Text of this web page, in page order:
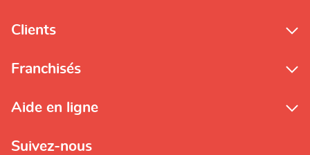
Clients
Franchisés
Aide en ligne
Suivez-nous